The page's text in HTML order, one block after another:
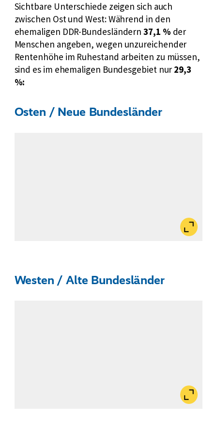
Sichtbare Unterschiede zeigen sich auch
zwischen Ost und West: Während in den
ehemaligen DDR-Bundesländern37,1 % der
Menschen angeben, wegen unzureichender
Rentenhöhe im Ruhestand arbeiten zu müssen,
sind es im ehemaligen Bundesgebiet nur 29,3
%:
Osten / Neue Bundesländer
Bild
vergrößert
Westen / Alte Bundesländer
Bild
vergrößert